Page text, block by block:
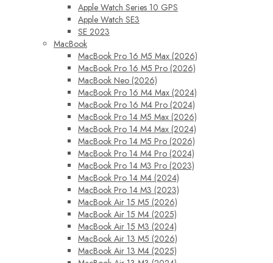
Apple Watch Series 10 GPS
Apple Watch SE3
SE 2023
MacBook
MacBook Pro 16 M5 Max (2026)
MacBook Pro 16 M5 Pro (2026)
MacBook Neo (2026)
MacBook Pro 16 M4 Max (2024)
MacBook Pro 16 M4 Pro (2024)
MacBook Pro 14 M5 Max (2026)
MacBook Pro 14 M4 Max (2024)
MacBook Pro 14 M5 Pro (2026)
MacBook Pro 14 M4 Pro (2024)
MacBook Pro 14 M3 Pro (2023)
MacBook Pro 14 M4 (2024)
MacBook Pro 14 M3 (2023)
MacBook Air 15 M5 (2026)
MacBook Air 15 M4 (2025)
MacBook Air 15 M3 (2024)
MacBook Air 13 M5 (2026)
MacBook Air 13 M4 (2025)